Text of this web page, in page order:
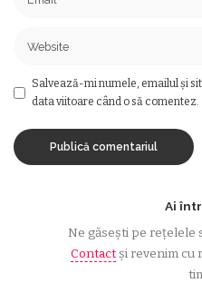
Salvează-mi numele, emailul și
data viitoare când o să comentez.
Ai
Ne găsești pe rețelele
Contactși revenim cu